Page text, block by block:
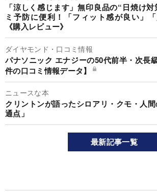
「涼しく感じます」無印良品の“日焼け
ミ予防に便利！「フィット感が良い」
《購入レビュー》
ダイヤモンド・口コミ情報
パナソニック エナジーの50代前半・次長
件の口コミ情報データ】
ニュースな本
クリントンが語ったシロアリ・クモ・人
通点」
最新記事一覧